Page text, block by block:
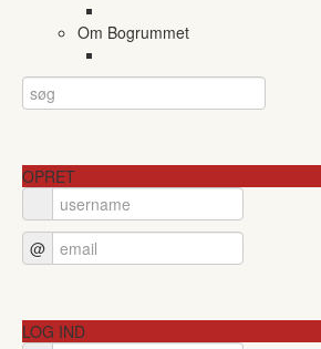
Om Bogrummet
OPRET
@
LOG IND